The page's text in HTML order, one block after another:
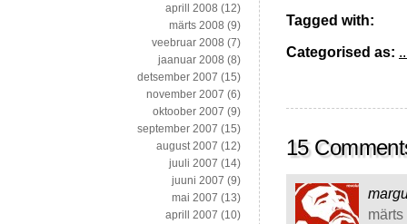
Tagged with:
Categorised as:
15
aprill 2008 (12)
märts 2008 (9)
veebruar 2008 (7)
jaanuar 2008 (8)
detsember 2007 (15)
november 2007 (6)
oktoober 2007 (9)
september 2007 (15)
august 2007 (12)
juuli 2007 (14)
juuni 2007 (9)
mai 2007 (13)
aprill 2007 (10)